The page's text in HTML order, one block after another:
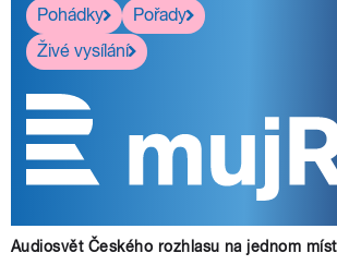
Pohádky
Pořady
Živé vysílání
Audiosvět Českého rozhlasu na jednom